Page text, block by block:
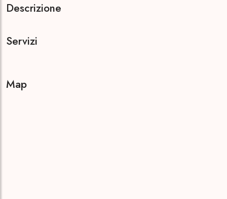
Descrizione
Servizi
Map